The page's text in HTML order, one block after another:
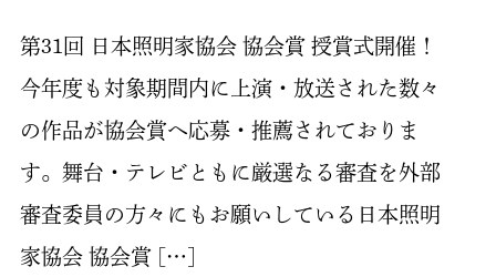
第31回 日本照明家協会 協会賞 授賞式開催！
今年度も対象期間内に上演・放送された数々
の作品が協会賞へ応募・推薦されておりま
す。舞台・テレビともに厳選なる審査を外部
審査委員の方々にもお願いしている日本照明
家協会 協会賞 […]